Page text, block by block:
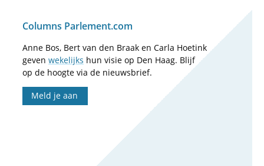
Columns Parlement.com
Anne Bos, Bert van den Braak en Carla Hoetink
geven wekelijks hun visie op Den Haag. Blijf
op de hoogte via de nieuwsbrief.
Meld je aan